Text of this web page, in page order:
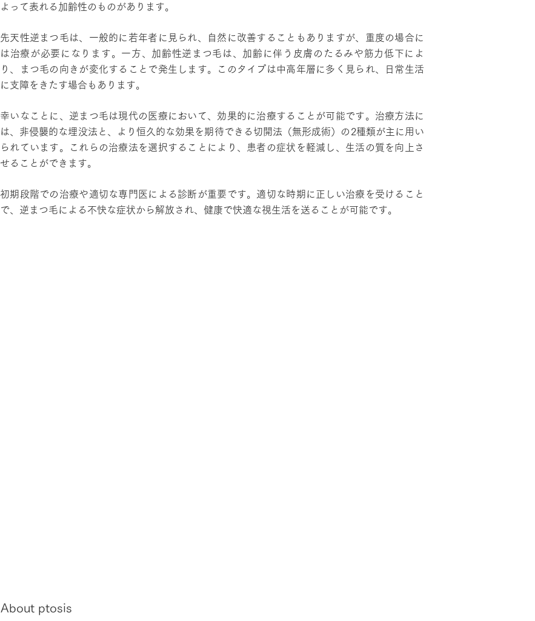
よって表れる加齢性のものがあります。
先天性逆まつ毛は、一般的に若年者に見られ、自然に改善することもありますが、重度の場合に
は治療が必要になります。一方、加齢性逆まつ毛は、加齢に伴う皮膚のたるみや筋力低下によ
り、まつ毛の向きが変化することで発生します。このタイプは中高年層に多く見られ、日常生活
に支障をきたす場合もあります。
幸いなことに、逆まつ毛は現代の医療において、効果的に治療することが可能です。治療方法に
は、非侵襲的な埋没法と、より恒久的な効果を期待できる切開法（無形成術）の2種類が主に用い
られています。これらの治療法を選択することにより、患者の症状を軽減し、生活の質を向上さ
せることができます。
初期段階での治療や適切な専門医による診断が重要です。適切な時期に正しい治療を受けること
で、逆まつ毛による不快な症状から解放され、健康で快適な視生活を送ることが可能です。
​About ptosis